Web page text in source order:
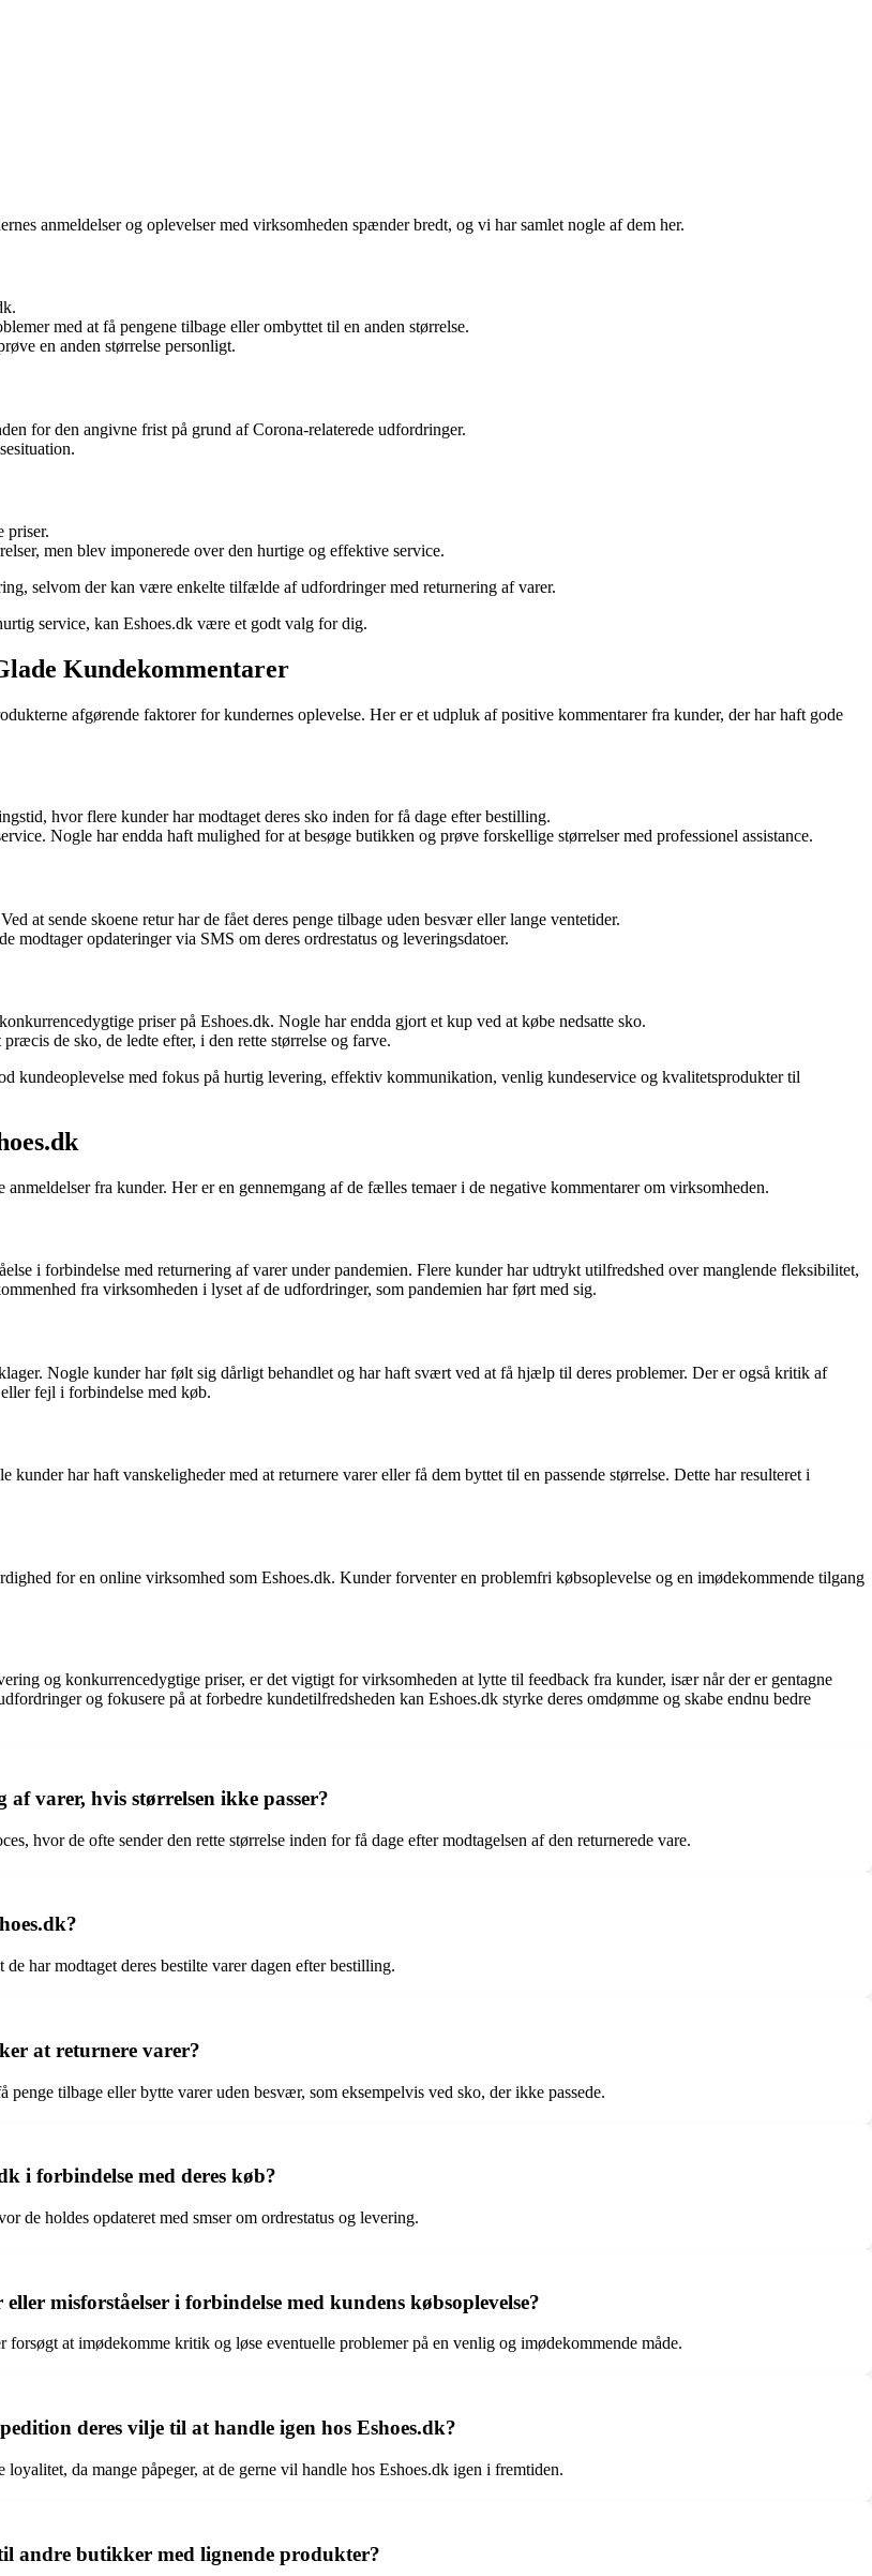
anmeldelser og oplevelser med virksomheden spænder bredt, og vi har samlet nogle af dem her.
med at få pengene tilbage eller ombyttet til en anden størrelse.
en anden størrelse personligt.
for den angivne frist på grund af Corona-relaterede udfordringer.
priser.
men blev imponerede over den hurtige og effektive service.
selvom der kan være enkelte tilfælde af udfordringer med returnering af varer.
service, kan Eshoes.dk være et godt valg for dig.
Kundekommentarer
afgørende faktorer for kundernes oplevelse. Her er et udpluk af positive kommentarer fra kunder, der har haft gode
hvor flere kunder har modtaget deres sko inden for få dage efter bestilling.
Nogle har endda haft mulighed for at besøge butikken og prøve forskellige størrelser med professionel assistance.
at sende skoene retur har de fået deres penge tilbage uden besvær eller lange ventetider.
opdateringer via SMS om deres ordrestatus og leveringsdatoer.
priser på Eshoes.dk. Nogle har endda gjort et kup ved at købe nedsatte sko.
de sko, de ledte efter, i den rette størrelse og farve.
kundeoplevelse med fokus på hurtig levering, effektiv kommunikation, venlig kundeservice og kvalitetsprodukter til
fra kunder. Her er en gennemgang af de fælles temaer i de negative kommentarer om virksomheden.
i forbindelse med returnering af varer under pandemien. Flere kunder har udtrykt utilfredshed over manglende fleksibilitet,
fra virksomheden i lyset af de udfordringer, som pandemien har ført med sig.
Nogle kunder har følt sig dårligt behandlet og har haft svært ved at få hjælp til deres problemer. Der er også kritik af
fejl i forbindelse med køb.
har haft vanskeligheder med at returnere varer eller få dem byttet til en passende størrelse. Dette har resulteret i
for en online virksomhed som Eshoes.dk. Kunder forventer en problemfri købsoplevelse og en imødekommende tilgang
og konkurrencedygtige priser, er det vigtigt for virksomheden at lytte til feedback fra kunder, især når der er gentagne
og fokusere på at forbedre kundetilfredsheden kan Eshoes.dk styrke deres omdømme og skabe endnu bedre
varer, hvis størrelsen ikke passer?
hvor de ofte sender den rette størrelse inden for få dage efter modtagelsen af den returnerede vare.
har modtaget deres bestilte varer dagen efter bestilling.
at returnere varer?
tilbage eller bytte varer uden besvær, som eksempelvis ved sko, der ikke passede.
i forbindelse med deres køb?
de holdes opdateret med smser om ordrestatus og levering.
misforståelser i forbindelse med kundens købsoplevelse?
at imødekomme kritik og løse eventuelle problemer på en venlig og imødekommende måde.
deres vilje til at handle igen hos Eshoes.dk?
da mange påpeger, at de gerne vil handle hos Eshoes.dk igen i fremtiden.
andre butikker med lignende produkter?